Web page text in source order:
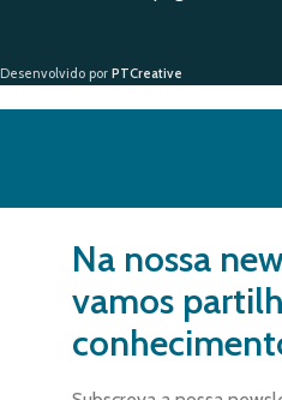
Desenvolvido por PTCreative
Na nossa
vamos